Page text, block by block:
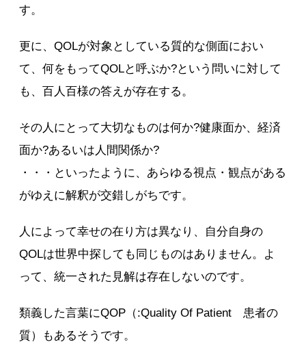
す。
更に、QOLが対象としている質的な側面におい
て、何をもってQOLと呼ぶか?という問いに対して
も、百人百様の答えが存在する。
その人にとって大切なものは何か?健康面か、経済
面か?あるいは人間関係か?
・・・といったように、あらゆる視点・観点がある
がゆえに解釈が交錯しがちです。
人によって幸せの在り方は異なり、自分自身の
QOLは世界中探しても同じものはありません。よ
って、統一された見解は存在しないのです。
類義した言葉にQOP（:Quality Of Patient 患者の
質）もあるそうです。